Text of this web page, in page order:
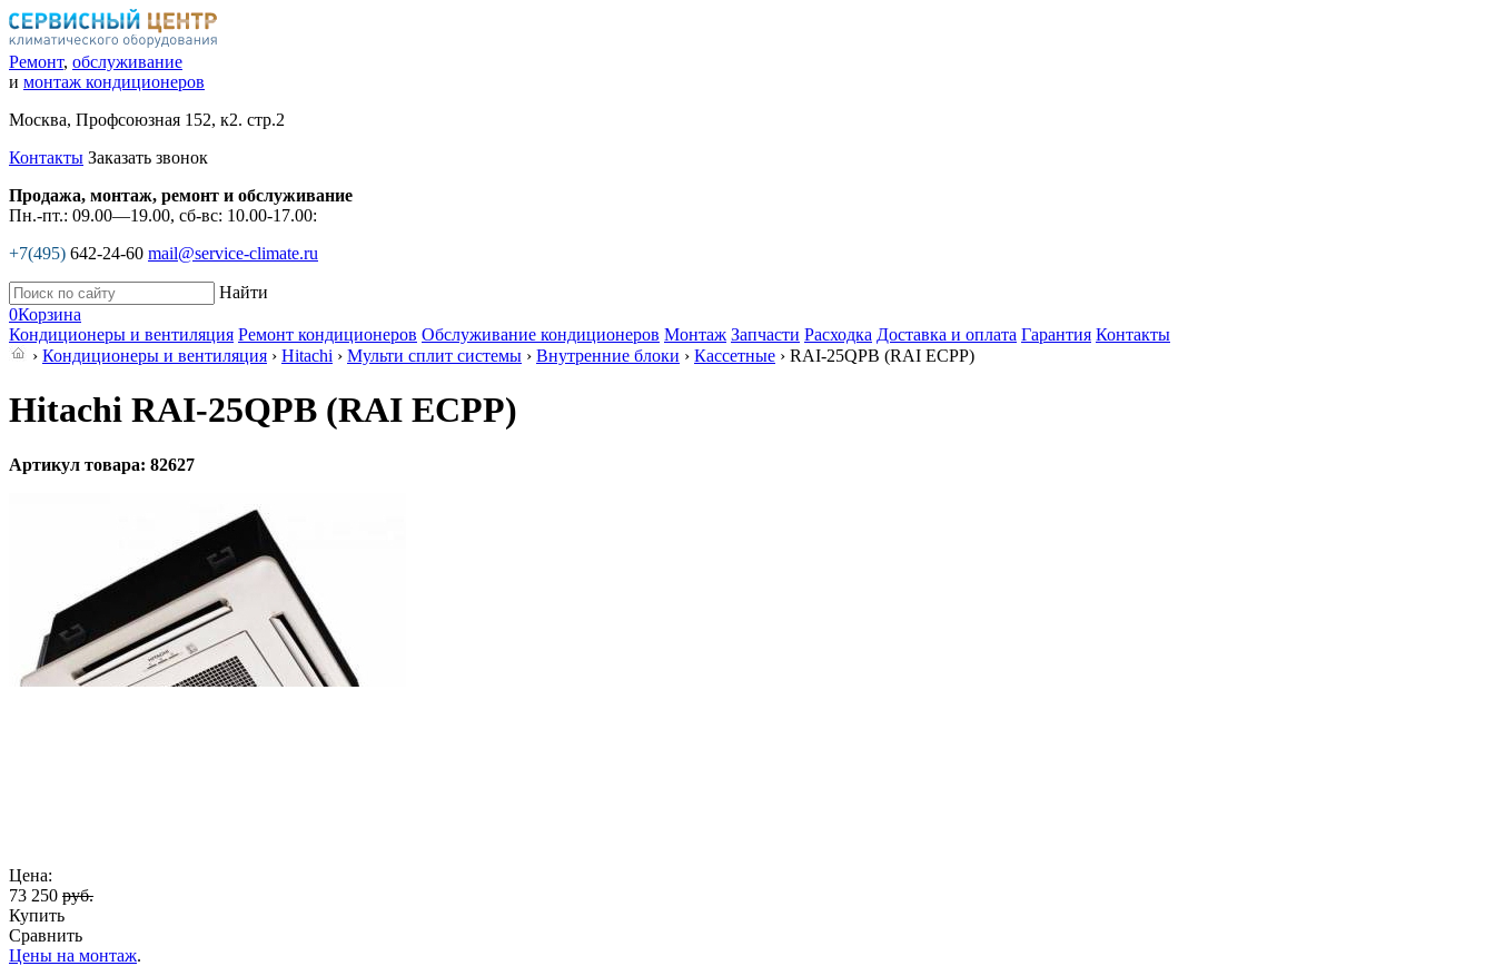
Ремонт, обслуживание
и монтаж кондиционеров
Москва, Профсоюзная 152, к2. стр.2
Контакты Заказать звонок
Продажа, монтаж, ремонт и обслуживание
Пн.-пт.: 09.00—19.00, сб-вс: 10.00-17.00:
+7(495) 642-24-60 mail@service-climate.ru
Найти
0Корзина
Кондиционеры и вентиляция Ремонт кондиционеров Обслуживание кондиционеров Монтаж Запчасти Расходка Доставка и оплата Гарантия Контакты
› Кондиционеры и вентиляция › Hitachi › Мульти сплит системы › Внутренние блоки › Кассетные › RAI-25QPB (RAI ECPP)
Hitachi RAI-25QPB (RAI ECPP)
Артикул товара: 82627
Цена:
73 250 руб.
Купить
Сравнить
Цены на монтаж.